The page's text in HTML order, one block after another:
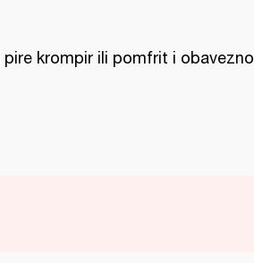
pire krompir ili pomfrit i obavezno